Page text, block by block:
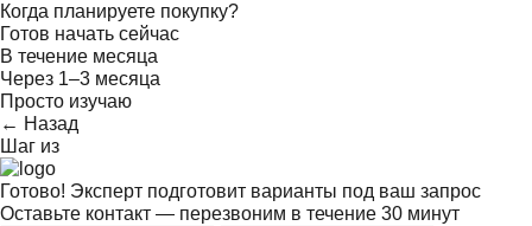
Когда планируете покупку?
Готов начать сейчас
В течение месяца
Через 1–3 месяца
Просто изучаю
← Назад
Шаг из
Готово! Эксперт подготовит варианты под ваш запрос
Оставьте контакт — перезвоним в течение 30 минут